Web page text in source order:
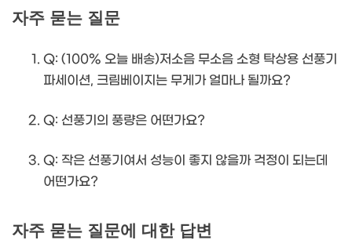
자주 묻는 질문
Q: (100% 오늘 배송)저소음 무소음 소형 탁상용 선풍기
파세이션, 크림베이지는 무게가 얼마나 될까요?
Q: 선풍기의 풍량은 어떤가요?
Q: 작은 선풍기여서 성능이 좋지 않을까 걱정이 되는데
어떤가요?
자주 묻는 질문에 대한 답변